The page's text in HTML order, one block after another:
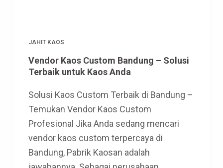
JAHIT KAOS
Vendor Kaos Custom Bandung – Solusi
Terbaik untuk Kaos Anda
Solusi Kaos Custom Terbaik di Bandung –
Temukan Vendor Kaos Custom
Profesional Jika Anda sedang mencari
vendor kaos custom terpercaya di
Bandung, Pabrik Kaosan adalah